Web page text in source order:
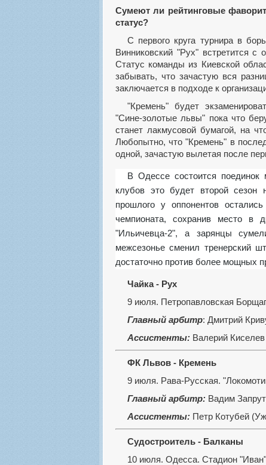
Сумеют ли рейтинговые
статус?
С первого круга турнира в борьбу вступают три представителя первого дивизиона.
Винниковский "Рух" встретится с
Статус команды из Киевской
забывать, что зачастую вся
заключается в подходе к
"Кремень" будет экзаменировать во Львовской области возвратившийся "Львов".
"Сине-золотые львы" пока что
станет лакмусовой бумагой, на
Любопытно, что "Кремень" в
одной, зачастую вылетая после
В Одессе состоится поединок между "Судостроителем" и "Балканами". Для обоих
клубов это будет второй сезон
прошлого у оппонентов
чемпионата, сохранив место в
"Ильичевца-2", а зарянцы
межсезонье сменил тренерский
достаточно против более мощных
Чайка - Рух
9 июля. Петропавловская
Главный арбитр: Дмитрий
Ассистенты: Валерий
ФК Львов - Кремень
9 июля. Рава-Русская.
Главный арбитр: Вадим
Ассистенты: Петр Котубей
Судостроитель - Балканы
10 июля. Одесса. Стадион